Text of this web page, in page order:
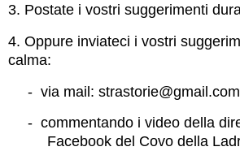
3. Postate i vostri suggerimenti
4. Oppure inviateci i vostri
calma:
- via mail: strastorie@gmail.com
- commentando i video della
Facebook del Covo della